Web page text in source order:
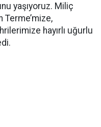
yaşıyoruz. Miliç
Terme’mize,
hayırlı uğurlu